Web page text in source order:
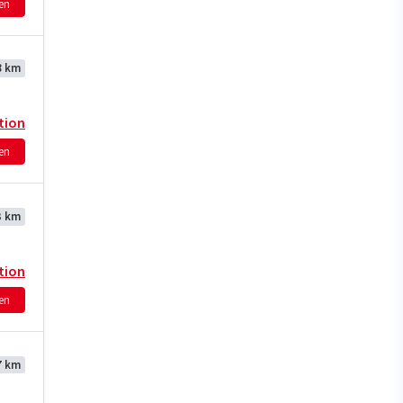
km
km
km